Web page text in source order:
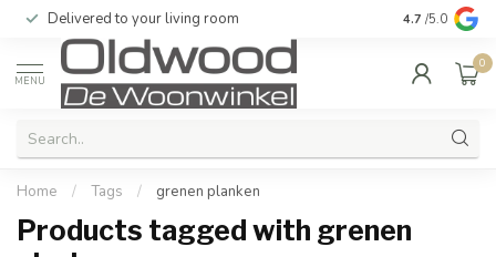
Delivered to your living room Quality &
4.7 /5.0
MENU
0
Home / Tags / grenen planken
Products tagged with grenen